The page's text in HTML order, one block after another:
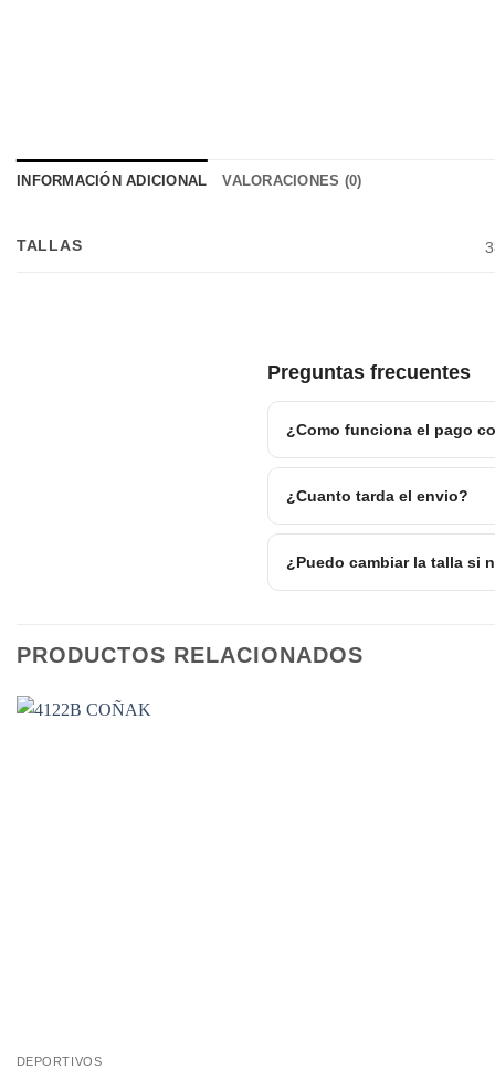
INFORMACIÓN ADICIONAL VALORACIONES (0)
TALLAS
Preguntas frecuentes
¿Como funciona el pago
¿Cuanto tarda el envio?
¿Puedo cambiar la talla si
PRODUCTOS RELACIONADOS
DEPORTIVOS